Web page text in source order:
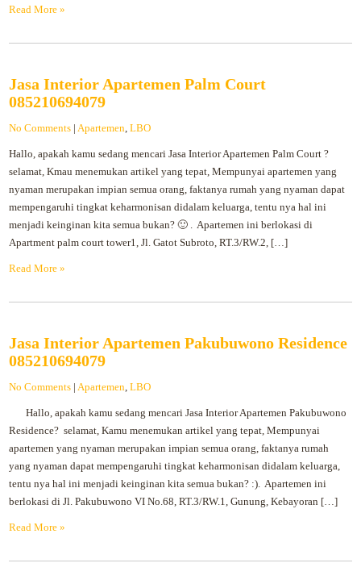
Read More »
Jasa Interior Apartemen Palm Court
085210694079
No Comments |Apartemen,LBO
Hallo, apakah kamu sedang mencari Jasa Interior Apartemen Palm Court ?
selamat, Kmau menemukan artikel yang tepat, Mempunyai apartemen yang
nyaman merupakan impian semua orang, faktanya rumah yang nyaman dapat
mempengaruhi tingkat keharmonisan didalam keluarga, tentu nya hal ini
menjadi keinginan kita semua bukan? 🙂 . Apartemen ini berlokasi di
Apartment palm court tower1, Jl. Gatot Subroto, RT.3/RW.2, […]
Read More »
Jasa Interior Apartemen Pakubuwono Residence
085210694079
No Comments |Apartemen,LBO
Hallo, apakah kamu sedang mencari Jasa Interior Apartemen Pakubuwono
Residence? selamat, Kamu menemukan artikel yang tepat, Mempunyai
apartemen yang nyaman merupakan impian semua orang, faktanya rumah
yang nyaman dapat mempengaruhi tingkat keharmonisan didalam keluarga,
tentu nya hal ini menjadi keinginan kita semua bukan? :). Apartemen ini
berlokasi di Jl. Pakubuwono VI No.68, RT.3/RW.1, Gunung, Kebayoran […]
Read More »